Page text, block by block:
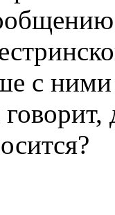
с ними